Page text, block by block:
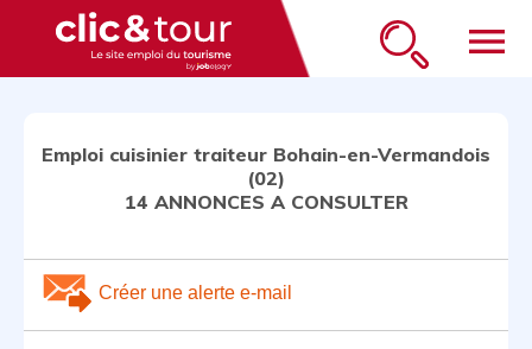
menu
Emploi cuisinier traiteur Bohain-en-Vermandois
(02)
14 ANNONCES A CONSULTER
Créer une alerte e-mail